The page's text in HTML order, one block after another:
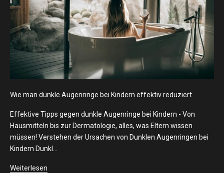
Wie man dunkle Augenringe bei Kindern effektiv reduziert
Effektive Tipps gegen dunkle Augenringe bei Kindern - Von
Hausmitteln bis zur Dermatologie, alles, was Eltern wissen
müssen! Verstehen der Ursachen von Dunklen Augenringen bei
Kindern Dunkl...
Weiterlesen